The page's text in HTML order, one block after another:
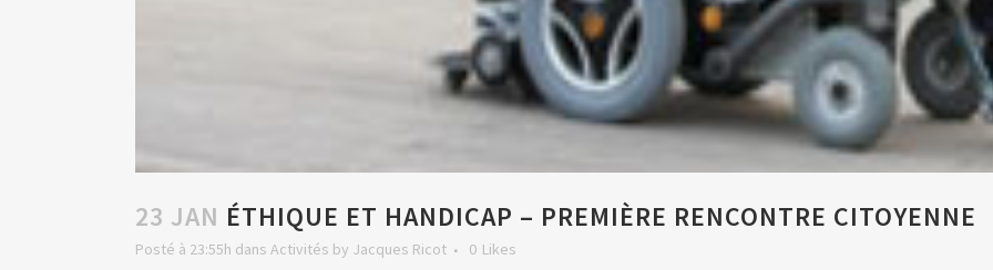
23 JAN ÉTHIQUE ET HANDICAP – PREMIÈRE RENCONTRE CITOYENNE
Posté à 23:55h dans Activités by Jacques Ricot 0 Likes